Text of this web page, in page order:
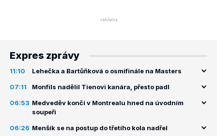
Expres zprávy
11:10 Lehečka a Bartůňková o osmifinále na Masters
07:11 Monfils nadělil Tienovi kanára, přesto padl
06:53 Medveděv končí v Montrealu hned na úvodním
soupeři
06:26 Menšík se na postup do třetího kola nadřel